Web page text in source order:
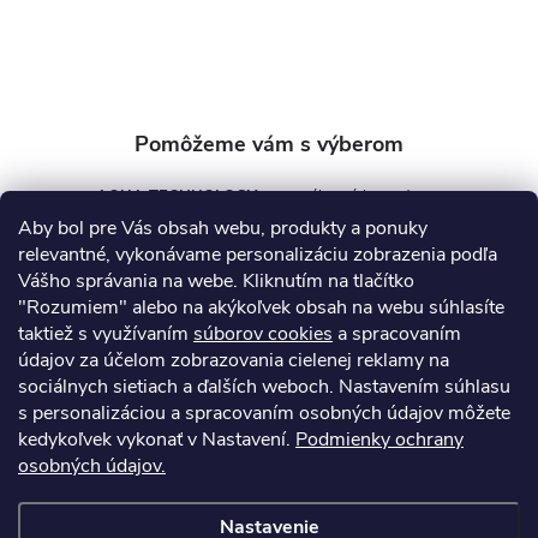
Aby bol pre Vás obsah webu, produkty a ponuky
relevantné, vykonávame personalizáciu zobrazenia podľa
Vášho správania na webe. Kliknutím na tlačítko
"Rozumiem" alebo na akýkoľvek obsah na webu súhlasíte
taktiež s využívaním súborov cookies a spracovaním
údajov za účelom zobrazovania cielenej reklamy na
sociálnych sietiach a ďalších weboch. Nastavením súhlasu
s personalizáciou a spracovaním osobných údajov môžete
kedykoľvek vykonať v Nastavení. Podmienky ochrany
osobných údajov.
Nastavenie
AQUA TECHNOLOGY s.r.o.
info @aquatechnology.sk
+421 911 991 394
Informácie pre vás
Kontakty Obchodné podmienky